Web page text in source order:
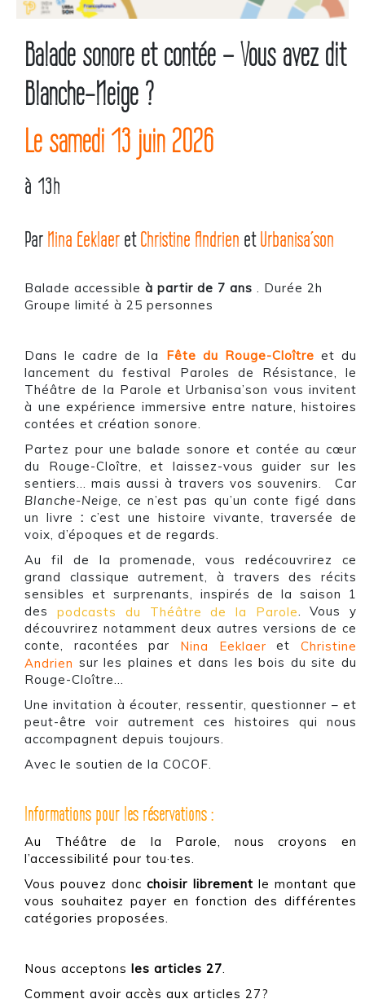
Balade sonore et contée – Vous avez dit
Blanche-Neige ?
Le samedi 13 juin 2026
à 13h
Par Nina Eeklaer etChristine Andrien etUrbanisa’son
Balade accessible à partir de 7 ans . Durée 2h
Groupe limité à 25 personnes
Dans le cadre de la Fête du Rouge-Cloître et du
lancement du festival Paroles de Résistance, le
Théâtre de la Parole et Urbanisa’son vous invitent
à une expérience immersive entre nature, histoires
contées et création sonore.
Partez pour une balade sonore et contée au cœur
du Rouge-Cloître, et laissez-vous guider sur les
sentiers… mais aussi à travers vos souvenirs. Car
Blanche-Neige, ce n’est pas qu’un conte figé dans
un livre : c’est une histoire vivante, traversée de
voix, d’époques et de regards.
Au fil de la promenade, vous redécouvrirez ce
grand classique autrement, à travers des récits
sensibles et surprenants, inspirés de la saison 1
des podcasts du Théâtre de la Parole. Vous y
découvrirez notamment deux autres versions de ce
conte, racontées par Nina Eeklaer etChristine
Andrien sur les plaines et dans les bois du site du
Rouge-Cloître…
Une invitation à écouter, ressentir, questionner – et
peut-être voir autrement ces histoires qui nous
accompagnent depuis toujours.
Avec le soutien de la COCOF.
Informations pour les réservations :
Au Théâtre de la Parole, nous croyons en
l’accessibilité pour tou·tes.
Vous pouvez doncchoisir librement le montant que
vous souhaitez payer en fonction des différentes
catégories proposées.
Nous acceptons les articles 27.
Comment avoir accès aux articles 27?